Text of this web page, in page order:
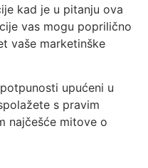
kad je u pitanju ova
vas mogu poprilično
vaše marketinške
upućeni u
s pravim
najčešće mitove o